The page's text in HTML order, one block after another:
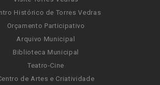
Histórico de Torres Vedras
Orçamento Participativo
Arquivo Municipal
Biblioteca Municipal
Teatro-Cine
de Artes e Criatividade